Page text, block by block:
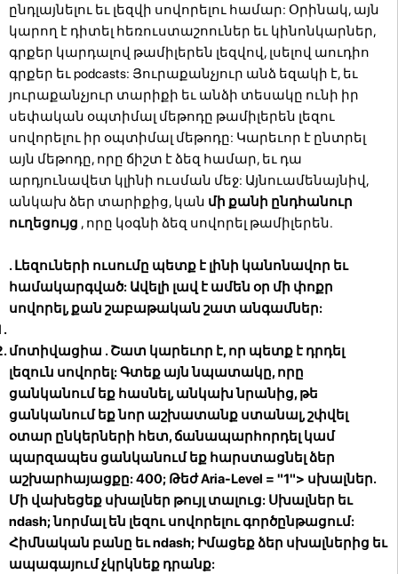
ընդլայնելու եւ լեզվի սովորելու համար: Օրինակ, այն
կարող է դիտել հեռուստաշոուներ եւ կինոնկարներ,
գրքեր կարդալով թամիլերեն լեզվով, լսելով աուդիո
գրքեր եւ podcasts: Յուրաքանչյուր անձ եզակի է, եւ
յուրաքանչյուր տարիքի եւ անձի տեսակը ունի իր
սեփական օպտիմալ մեթոդը թամիլերեն լեզու
սովորելու իր օպտիմալ մեթոդը: Կարեւոր է ընտրել
այն մեթոդը, որը ճիշտ է ձեզ համար, եւ դա
արդյունավետ կլինի ուսման մեջ: Այնուամենայնիվ,
անկախ ձեր տարիքից, կան մի քանի ընդհանուր
ուղեցույց , որը կօգնի ձեզ սովորել թամիլերեն.
. Լեզուների ուսումը պետք է լինի կանոնավոր եւ
համակարգված: Ավելի լավ է ամեն օր մի փոքր
սովորել, քան շաբաթական շատ անգամներ:
մոտիվացիա . Շատ կարեւոր է, որ պետք է դրդել
լեզուն սովորել: Գտեք այն նպատակը, որը
ցանկանում եք հասնել, անկախ նրանից, թե
ցանկանում եք նոր աշխատանք ստանալ, շփվել
օտար ընկերների հետ, ճանապարհորդել կամ
պարզապես ցանկանում եք հարստացնել ձեր
աշխարհայացքը: 400; Թեժ Aria-Level = "1"> սխալներ.
Մի վախեցեք սխալներ թույլ տալուց: Սխալներ եւ
ndash; նորմալ են լեզու սովորելու գործընթացում:
Հիմնական բանը եւ ndash; Իմացեք ձեր սխալներից եւ
ապագայում չկրկնեք դրանք: